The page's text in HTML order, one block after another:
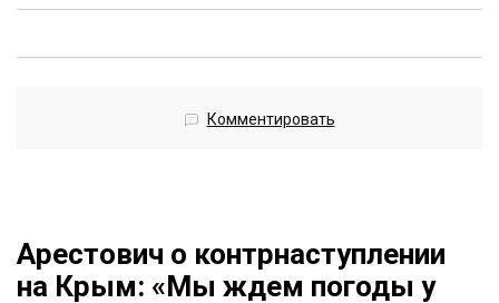
Комментировать
Арестович о контрнаступлении
на Крым: «Мы ждем погоды у